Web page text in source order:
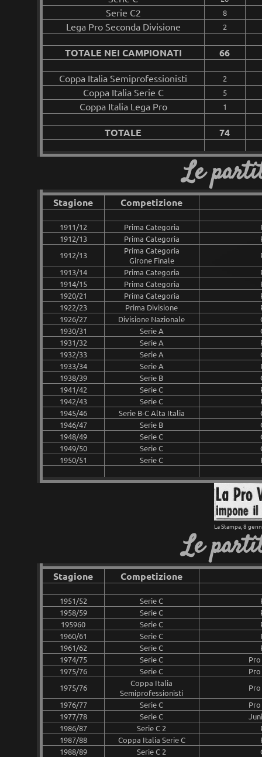
Serie C2 8
Lega Pro Seconda Divisione 2
TOTALE NEI CAMPIONATI 66
Coppa Italia Semiprofessionisti 2
Coppa Italia Serie C 5
Coppa Italia Lega Pro 1
TOTALE 74
Le
Stagione Competizione
1911/12 Prima Categoria
1912/13
Prima Categoria
1912/13
Prima Categoria
Girone Finale
1913/14
Prima Categoria
1914/15
Prima Categoria
1920/21
Prima Categoria
1922/23
Prima Divisione
1926/27
Divisione Nazionale
1930/31
Serie A
1931/32
Serie A
1932/33
Serie A
1933/34
Serie A
1938/39
Serie B
1941/42
Serie C
1942/43
Serie C
1945/46
Serie B-C Alta Italia
1946/47
Serie B
1948/49
Serie C
1949/50
Serie C
1950/51
Serie C
La Stampa, 8
Le
Stagione Competizione
1951/52 Serie C
1958/59
Serie C
195960
Serie C
1960/61
Serie C
1961/62
Serie C
1974/75
Serie C
1975/76
Serie C
1975/76
Coppa Italia
Semiprofessionisti
1976/77
Serie C
1977/78
Serie C
1986/87
Serie C 2
1987/88
Coppa Italia Serie C
1988/89
Serie C 2